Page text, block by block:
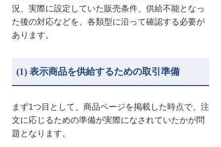
況、実際に設定していた販売条件、供給不能となっ
た後の対応などを、各類型に沿って確認する必要が
あります。
(1) 表示商品を供給するための取引準備
まず1つ目として、商品ページを掲載した時点で、注
文に応じるための準備が実際になされていたかが問
題となります。